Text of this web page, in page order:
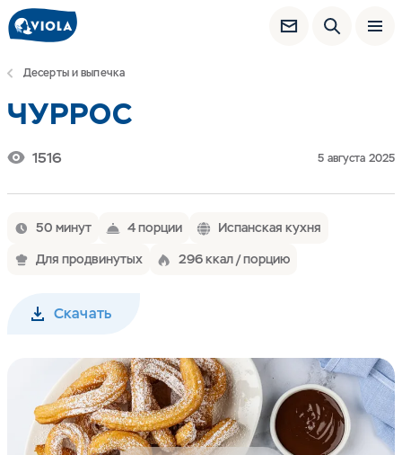
Десерты и выпечка
ЧУРРОС
1516 5 августа 2025
50 минут 4 порции
Испанская кухня
Для продвинутых
296 ккал / порцию
Скачать